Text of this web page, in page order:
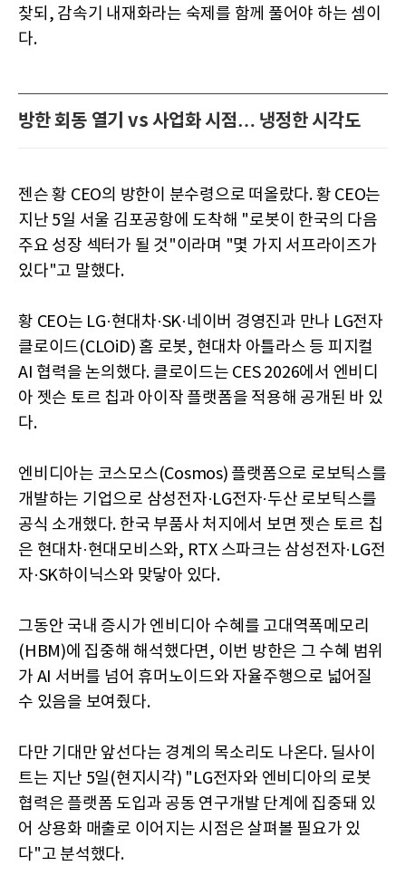
찾되, 감속기 내재화라는 숙제를 함께 풀어야 하는 셈이
다.
방한 회동 열기 vs 사업화 시점… 냉정한 시각도
젠슨 황 CEO의 방한이 분수령으로 떠올랐다. 황 CEO는
지난 5일 서울 김포공항에 도착해 "로봇이 한국의 다음
주요 성장 섹터가 될 것"이라며 "몇 가지 서프라이즈가
있다"고 말했다.
황 CEO는 LG·현대차·SK·네이버 경영진과 만나 LG전자
클로이드(CLOiD) 홈 로봇, 현대차 아틀라스 등 피지컬
AI 협력을 논의했다. 클로이드는 CES 2026에서 엔비디
아 젯슨 토르 칩과 아이작 플랫폼을 적용해 공개된 바 있
다.
엔비디아는 코스모스(Cosmos) 플랫폼으로 로보틱스를
개발하는 기업으로 삼성전자·LG전자·두산 로보틱스를
공식 소개했다. 한국 부품사 처지에서 보면 젯슨 토르 칩
은 현대차·현대모비스와, RTX 스파크는 삼성전자·LG전
자·SK하이닉스와 맞닿아 있다.
그동안 국내 증시가 엔비디아 수혜를 고대역폭메모리
(HBM)에 집중해 해석했다면, 이번 방한은 그 수혜 범위
가 AI 서버를 넘어 휴머노이드와 자율주행으로 넓어질
수 있음을 보여줬다.
다만 기대만 앞선다는 경계의 목소리도 나온다. 딜사이
트는 지난 5일(현지시각) "LG전자와 엔비디아의 로봇
협력은 플랫폼 도입과 공동 연구개발 단계에 집중돼 있
어 상용화 매출로 이어지는 시점은 살펴볼 필요가 있
다"고 분석했다.